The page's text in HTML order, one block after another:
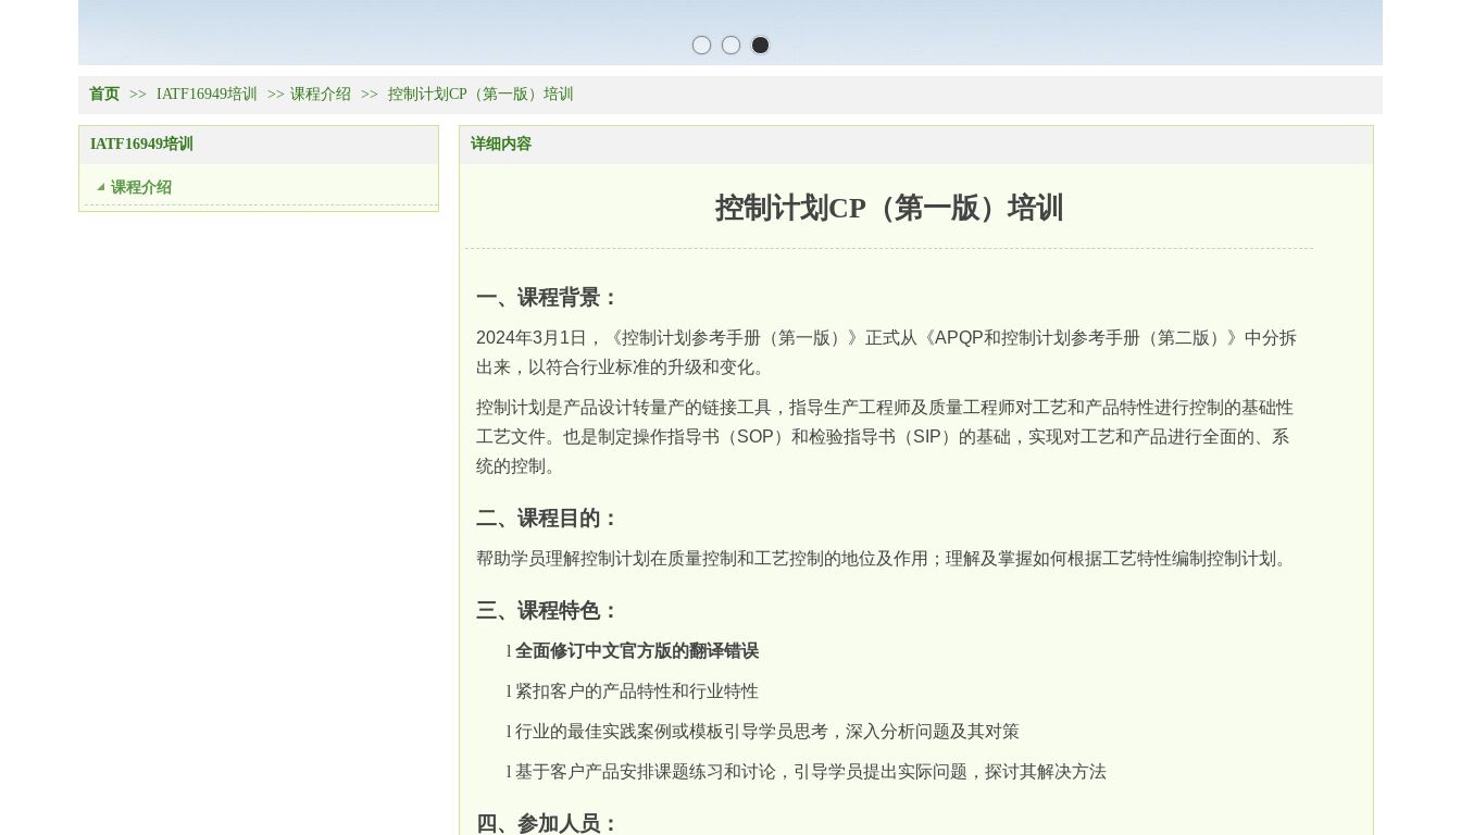
首页 >> IATF16949培训 >> 课程介绍 >> 控制计划CP（第一版）培训
IATF16949培训
课程介绍
详细内容
控制计划CP（第一版）培训
一、课程背景：
2024年3月 1 日，《控制计划参考手册（第一版）》正式从《APQP和控制计划参考手册（第二版）》中分拆
出来，以符合行业标准的升级和变化。
控制计划是产品设计转量产的链接工具，指导生产工程师及质量工程师对工艺和产品特性进行控制的基础性
工艺文件。也是制定操作指导书（SOP）和检验指导书（SIP）的基础，实现对工艺和产品进行全面的、系
统的控制。
二、课程目的：
帮助学员理解控制计划在质量控制和工艺控制的地位及作用；理解及掌握如何根据工艺特性编制控制计划。
三、课程特色：
l 全面修订中文官方版的翻译错误
l 紧扣客户的产品特性和行业特性
l 行业的最佳实践案例或模板引导学员思考，深入分析问题及其对策
l 基于客户产品安排课题练习和讨论，引导学员提出实际问题，探讨其解决方法
四、参加人员：